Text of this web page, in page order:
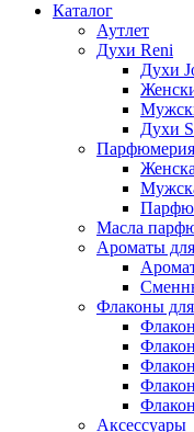
Каталог
Аутлет
Духи Reni
Духи
Духи
Масла
Ароматы
Флаконы
Аксессуары